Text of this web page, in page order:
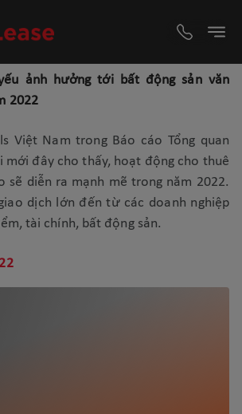
ảnh hưởng tới bất động sản văn
2022
Việt Nam trong Báo cáo Tổng quan
mới đây cho thấy, hoạt động cho thuê
sẽ diễn ra mạnh mẽ trong năm 2022.
dịch lớn đến từ các doanh nghiệp
tài chính, bất động sản.